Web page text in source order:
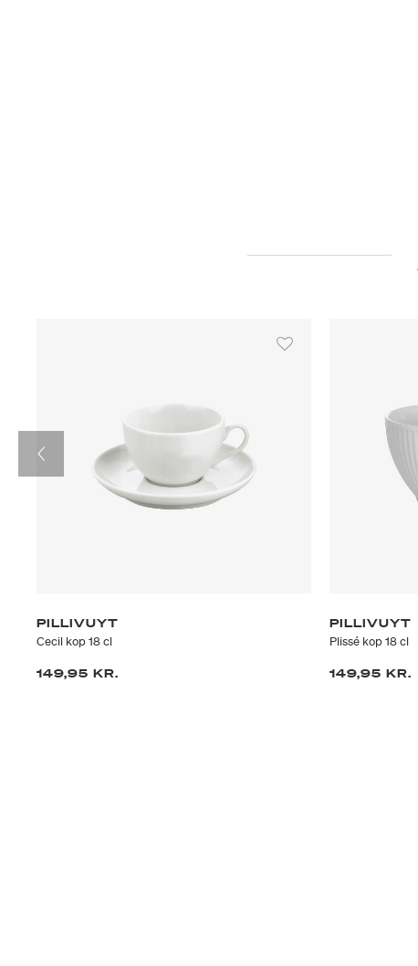
PILLIVUYT
Cecil kop 18 cl
149,95 KR.
PILLIVUYT
Plissé kop 18 cl
149,95 KR.